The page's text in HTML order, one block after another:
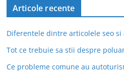
Articole recente
Diferentele dintre articolele seo
Tot ce trebuie sa stii despre
Ce probleme comune au